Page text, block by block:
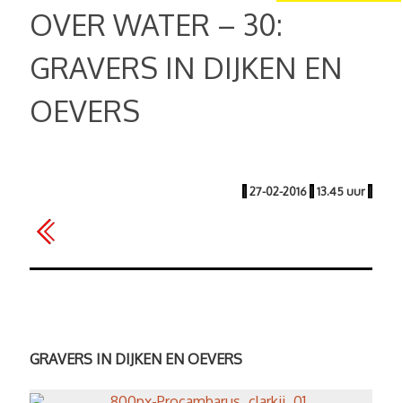
OVER WATER – 30:
GRAVERS IN DIJKEN EN
OEVERS
| 27-02-2016 | 13.45 uur |
GRAVERS IN DIJKEN EN OEVERS